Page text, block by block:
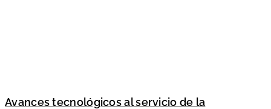
Avances tecnológicos al servicio de la